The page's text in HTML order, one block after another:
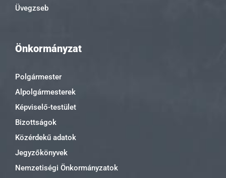
Üvegzseb
Önkormányzat
Polgármester
Alpolgármesterek
Képviselő-testület
Bizottságok
Közérdekű adatok
Jegyzőkönyvek
Nemzetiségi Önkormányzatok